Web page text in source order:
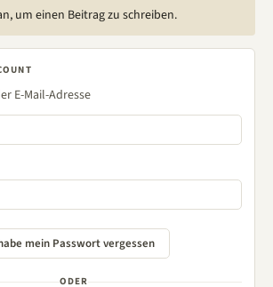
um einen Beitrag zu schreiben.
E-Mail-Adresse
ODER